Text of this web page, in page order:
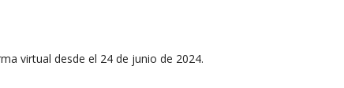
virtual desde el 24 de junio de 2024.